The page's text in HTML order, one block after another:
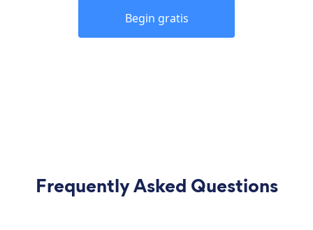
Begin gratis
Frequently Asked Questions